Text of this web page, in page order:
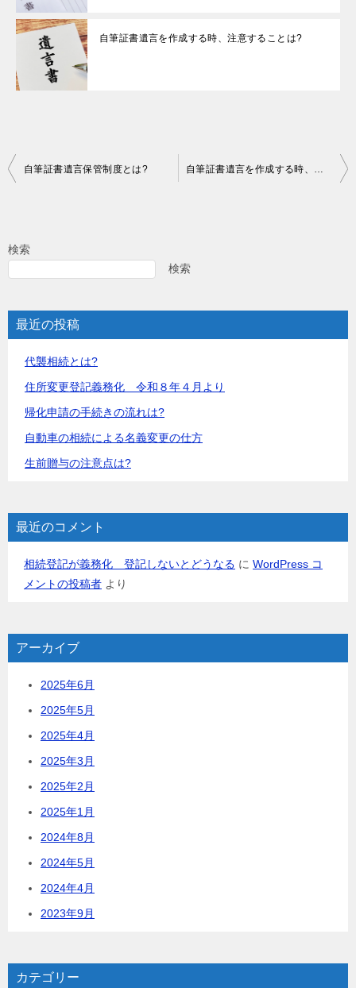
自筆証書遺言を作成する時、注意することは?
投
ビ
シ
ョ
自筆証書遺言保管制度とは? 自筆証書遺言を作成する時、注意することは?
検索
検索
最近の投稿
代襲相続とは?
住所変更登記義務化 令和８年４月より
帰化申請の手続きの流れは?
自動車の相続による名義変更の仕方
生前贈与の注意点は?
最近のコメント
相続登記が義務化 登記しないとどうなる に WordPress コ
メントの投稿者 より
アーカイブ
2025年6月
2025年5月
2025年4月
2025年3月
2025年2月
2025年1月
2024年8月
2024年5月
2024年4月
2023年9月
カテゴリー